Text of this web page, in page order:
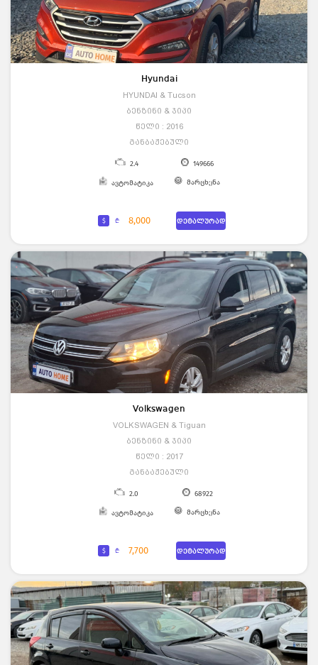
Hyundai
HYUNDAI & Tucson
ბენზინი & ჯიპი
წელი : 2016
განბაჟებული
2.4 149666
ავტომატიკა მარცხენა
$ ₾ 8,000 დეტალურად
Volkswagen
VOLKSWAGEN & Tiguan
ბენზინი & ჯიპი
წელი : 2017
განბაჟებული
2.0 68922
ავტომატიკა მარცხენა
$ ₾ 7,700 დეტალურად